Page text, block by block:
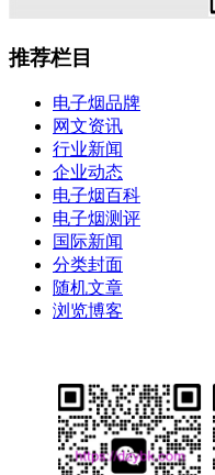
推荐栏目
电子烟品牌
网文资讯
行业新闻
企业动态
电子烟百科
电子烟测评
国际新闻
分类封面
随机文章
浏览博客